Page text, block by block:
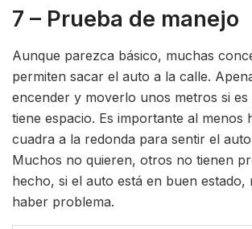
7 – Prueba de manejo
Aunque parezca básico, muchas
permiten sacar el auto a la calle.
encender y moverlo unos metros si
tiene espacio. Es importante al menos
cuadra a la redonda para sentir el
Muchos no quieren, otros no tienen
hecho, si el auto está en buen estado,
haber problema.